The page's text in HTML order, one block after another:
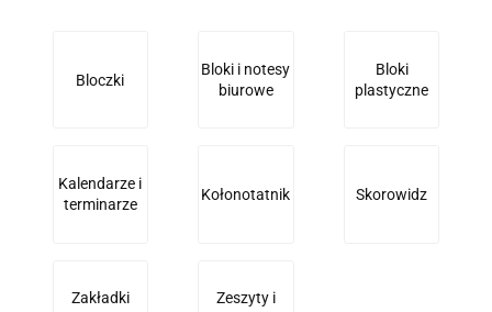
Bloczki
Bloki i notesy
biurowe
Bloki
plastyczne
Kalendarze i
terminarze
Kołonotatnik Skorowidz
Zakładki
Zeszyty i